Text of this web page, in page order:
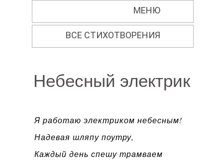
ВСЕ СТИХОТВОРЕНИЯ
МЕНЮ
Небесный электрик
Я работаю электриком небесным!
Надевая шляпу поутру,
Каждый день спешу трамваем